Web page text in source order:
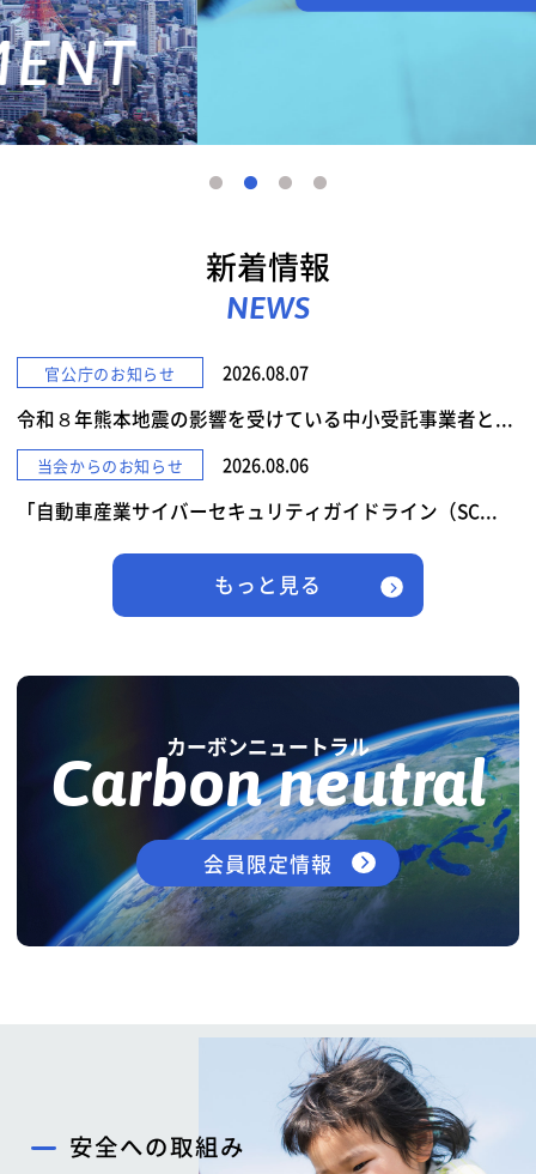
新着情報
NEWS
官公庁のお知らせ 2026.08.07
令和８年熊本地震の影響を受けている中小受託事業者と...
当会からのお知らせ 2026.08.06
「自動車産業サイバーセキュリティガイドライン（SC...
もっと見る
カーボンニュートラル
Carbon neutral
会員限定情報
安全への取組み